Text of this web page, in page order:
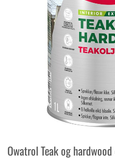
Owatrol Teak og